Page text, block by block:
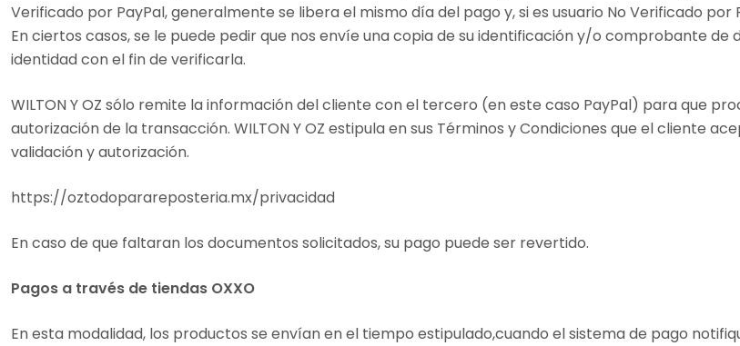
Verificado por PayPal, generalmente se libera el mismo día del pago y, si es usuario No Verificado
En ciertos casos, se le puede pedir que nos envíe una copia de su identificación y/o comprobante
identidad con el fin de verificarla.
WILTON Y OZ sólo remite la información del cliente con el tercero (en este caso PayPal) para que
autorización de la transacción. WILTON Y OZ estipula en sus Términos y Condiciones que el cliente
validación y autorización.
https://oztodoparareposteria.mx/privacidad
En caso de que faltaran los documentos solicitados, su pago puede ser revertido.
Pagos a través de tiendas OXXO
En esta modalidad, los productos se envían en el tiempo estipulado,cuando el sistema de pago